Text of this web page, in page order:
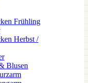
Frühling
Herbst /
Blusen